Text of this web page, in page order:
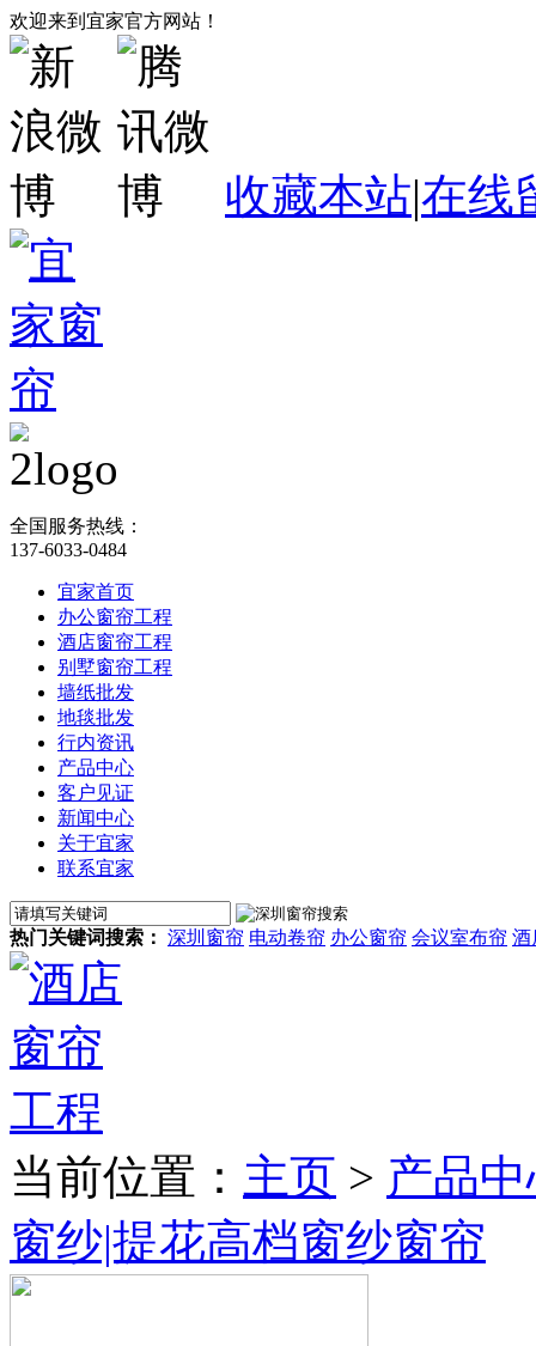
欢迎来到宜家官方网站！
收藏本站|在线
全国服务热线：
137-6033-0484
宜家首页
办公窗帘工程
酒店窗帘工程
别墅窗帘工程
墙纸批发
地毯批发
行内资讯
产品中心
客户见证
新闻中心
关于宜家
联系宜家
热门关键词搜索： 深圳窗帘 电动卷帘 办公窗帘 会议室布帘 酒
当前位置： 主页 > 产品
窗纱|提花高档窗纱窗帘